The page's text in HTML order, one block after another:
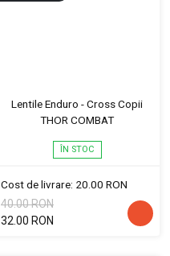
Lentile Enduro - Cross Copii
THOR COMBAT
ÎN STOC
Cost de livrare: 20.00 RON
40.00 RON
32.00 RON